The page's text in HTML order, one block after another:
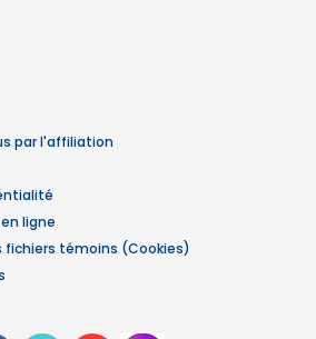
par l'affiliation
ligne
fichiers témoins (Cookies)